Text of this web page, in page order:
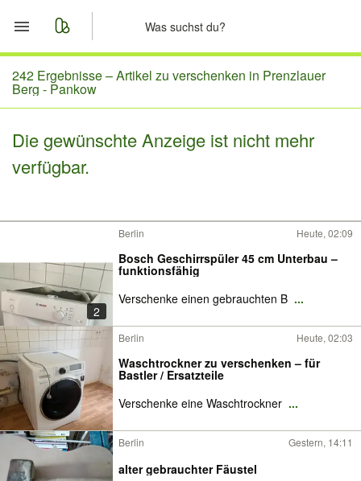
Start
Merkliste
Nachrichten
242 Ergebnisse –Artikel zu verschenken in Prenzlauer
Berg - Pankow
Die gewünschte Anzeige ist nicht mehr
verfügbar.
2
Berlin Heute, 02:09
Bosch Geschirrspüler 45 cm Unterbau –
funktionsfähig
Verschenke einen gebrauchten B ...
Berlin Heute, 02:03
Waschtrockner zu verschenken – für
Bastler / Ersatzteile
Verschenke eine Waschtrockner ...
Berlin Gestern, 14:11
alter gebrauchter Fäustel